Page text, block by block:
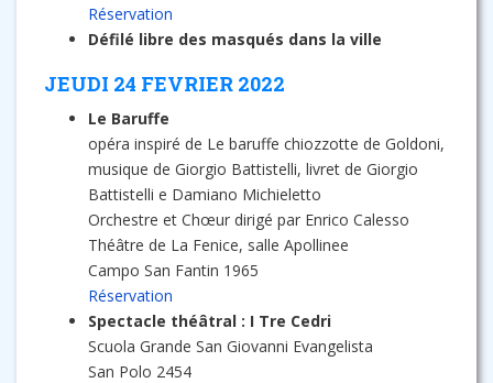
Réservation
Défilé libre des masqués dans la ville
JEUDI 24 FEVRIER 2022
Le Baruffe
opéra inspiré de Le baruffe chiozzotte de Goldoni,
musique de Giorgio Battistelli, livret de Giorgio
Battistelli e Damiano Michieletto
Orchestre et Chœur dirigé par Enrico Calesso
Théâtre de La Fenice, salle Apollinee
Campo San Fantin 1965
Réservation
Spectacle théâtral : I Tre Cedri
Scuola Grande San Giovanni Evangelista
San Polo 2454